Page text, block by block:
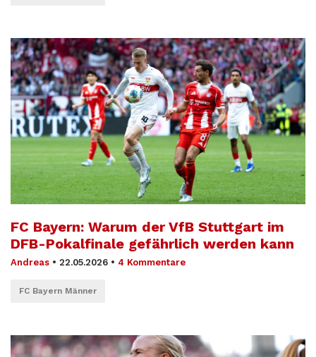
FC Bayern: Warum der VfB Stuttgart im
DFB-Pokalfinale gefährlich werden kann
Andreas • 22.05.2026 • 4 Kommentare
FC Bayern Männer